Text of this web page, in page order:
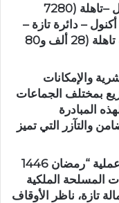
الوسط الحضري تازة –أكنول –واد أمليل –تاهلة (7280
– دائرة تازة –
دائرة تايناست –دائرة واد أمليل –دائرة تاهلة (28 ألف و80
والإمكانات
بمختلف الجماعات
المبادرة
والتآزر التي تميز
وتتكون اللجنة الإقليمية المشرفة على عملية “رمضان 1446
المسلحة الملكية
تازة، ناظر الأوقاف